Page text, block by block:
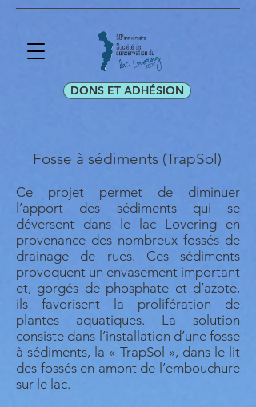
DONS ET ADHÉSION
Fosse à sédiments (TrapSol)
Ce projet permet de diminuer
l’apport des sédiments qui se
déversent dans le lac Lovering en
provenance des nombreux fossés de
drainage de rues. Ces sédiments
provoquent un envasement important
et, gorgés de phosphate et d’azote,
ils favorisent la prolifération de
plantes aquatiques. La solution
consiste dans l’installation d’une fosse
à sédiments, la « TrapSol », dans le lit
des fossés en amont de l’embouchure
sur le lac.